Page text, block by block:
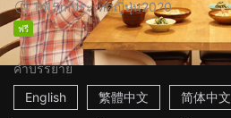
1h15mประเทศญี่ปุ่น2020
ฟรี
คำบรรยาย
English
繁體中文 简体中文